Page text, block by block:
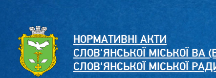
НОРМАТИВНІ АКТИ
СЛОВ'ЯНСЬКОЇ МІСЬКОЇ ВА
СЛОВ'ЯНСЬКОЇ МІСЬКОЇ